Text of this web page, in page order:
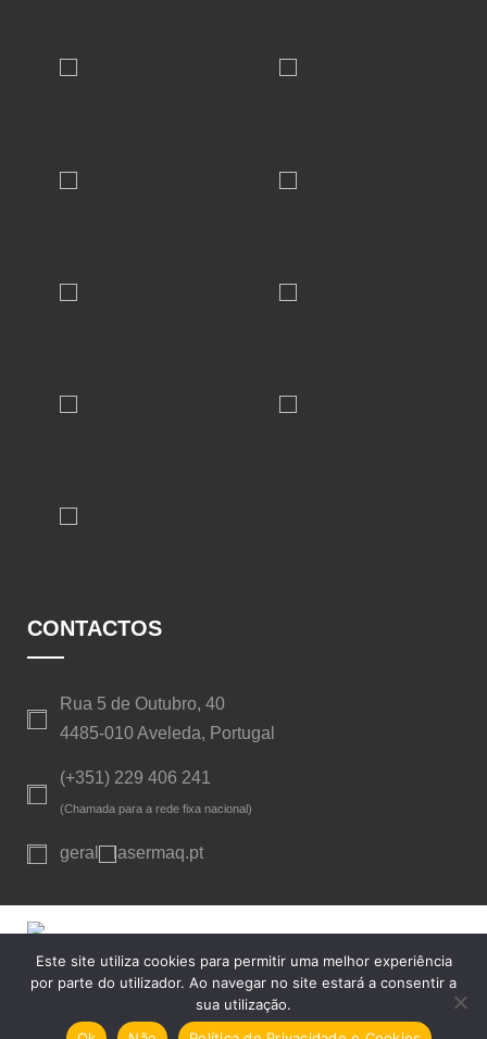
CONTACTOS
Rua 5 de Outubro, 40
4485-010 Aveleda, Portugal
(+351) 229 406 241
(Chamada para a rede fixa nacional)
geral lasermaq.pt
Copyright © Lasermaq, Lda. Todos os direitos reservados. -
-Política de Privacidade e Cookies
Livro de Reclamações Eletrónico
Este site utiliza cookies para permitir uma melhor experiência
por parte do utilizador. Ao navegar no site estará a consentir a
sua utilização.